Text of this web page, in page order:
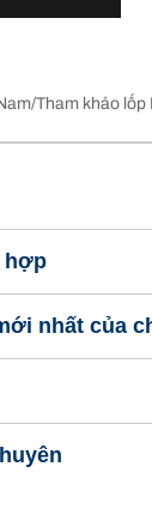
Tham khảo lốp
hợp
nhất của